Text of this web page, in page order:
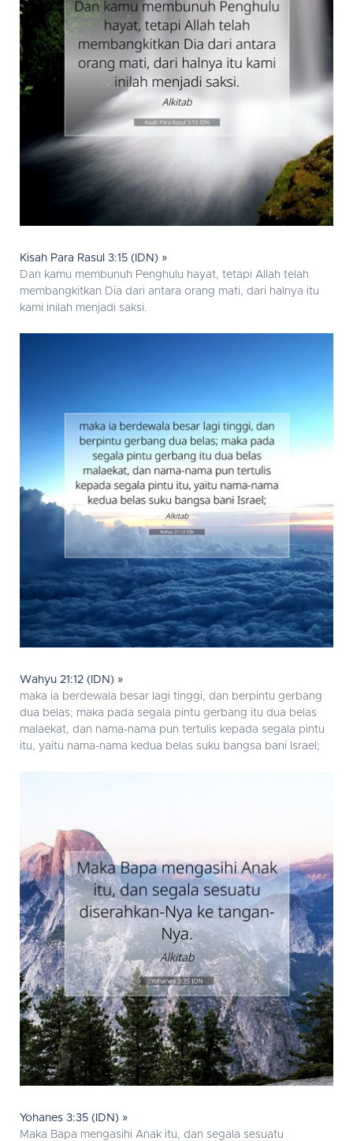
Kisah Para Rasul 3:15 (IDN) »
Dan kamu membunuh Penghulu hayat, tetapi Allah telah
membangkitkan Dia dari antara orang mati, dari halnya itu
kami inilah menjadi saksi.
Wahyu 21:12 (IDN) »
maka ia berdewala besar lagi tinggi, dan berpintu gerbang
dua belas; maka pada segala pintu gerbang itu dua belas
malaekat, dan nama-nama pun tertulis kepada segala pintu
itu, yaitu nama-nama kedua belas suku bangsa bani Israel;
Yohanes 3:35 (IDN) »
Maka Bapa mengasihi Anak itu, dan segala sesuatu